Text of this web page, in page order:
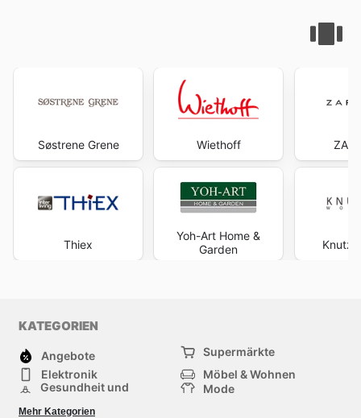
Søstrene Grene
Thiex
Wiethoff
Yoh-Art Home &
Garden
KATEGORIEN
Angebote
Supermärkte
Elektronik
Möbel & Wohnen
Gesundheit und
Mode
Sportartikel und
Mehr Kategorien